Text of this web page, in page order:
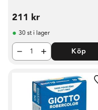
211 kr
30 st i lager
Köp